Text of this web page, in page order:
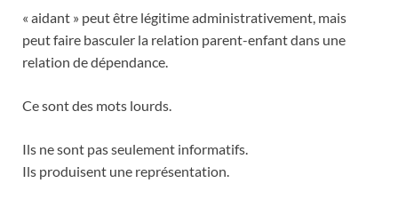
« aidant » peut être légitime administrativement, mais
peut faire basculer la relation parent-enfant dans une
relation de dépendance.
Ce sont des mots lourds.
Ils ne sont pas seulement informatifs.
Ils produisent une représentation.